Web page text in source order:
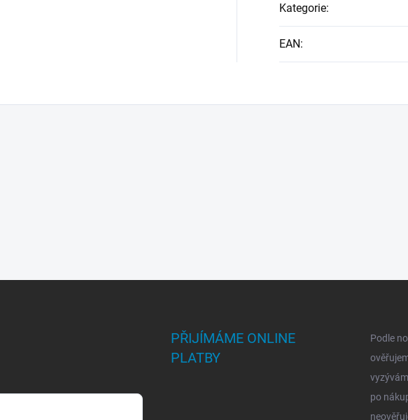
Kategorie:
EAN:
PŘIJÍMÁME ONLINE
PLATBY
Podle
po